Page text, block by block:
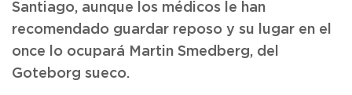
Santiago, aunque los médicos le han
recomendado guardar reposo y su lugar en el
once lo ocupará Martin Smedberg, del
Goteborg sueco.